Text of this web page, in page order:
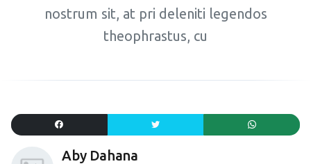
nostrum sit, at pri deleniti legendos
theophrastus, cu
Aby Dahana